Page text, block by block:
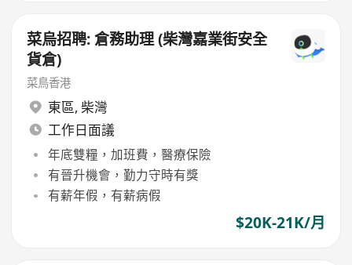
菜烏招聘: 倉務助理 (柴灣嘉業街安全
貨倉)
菜鳥香港
東區, 柴灣
工作日面議
年底雙糧，加班費，醫療保險
有晉升機會，勤力守時有獎
有薪年假，有薪病假
$20K-21K/月